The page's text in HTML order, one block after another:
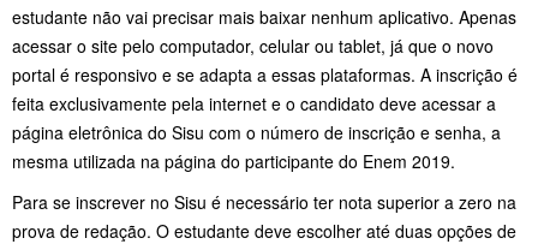
estudante não vai precisar mais baixar nenhum aplicativo. Apenas
acessar o site pelo computador, celular ou tablet, já que o novo
portal é responsivo e se adapta a essas plataformas. A inscrição é
feita exclusivamente pela internet e o candidato deve acessar a
página eletrônica do Sisu com o número de inscrição e senha, a
mesma utilizada na página do participante do Enem 2019.
Para se inscrever no Sisu é necessário ter nota superior a zero na
prova de redação. O estudante deve escolher até duas opções de